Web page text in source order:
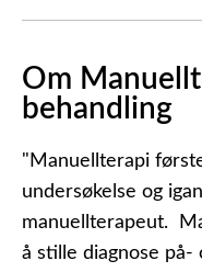
Om
behandling
"Manuellterapi
undersøkelse og
manuellterapeut.
å stille diagnose på-